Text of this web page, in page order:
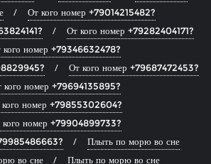
От кого номер +79014215482?
От кого номер +79282404171?
кого номер +79346632478?
От кого номер +79687472453?
кого номер +79694135895?
номер +79855302604?
кого номер +79904899733?
Плыть по морю во сне
во сне
Плыть по морю во сне